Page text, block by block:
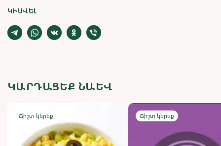
ԿԻՍՎԵԼ
ԿԱՐԴԱՑԵՔ ՆԱԵՎ
Ճիշտ կերեք Ճիշտ կերեք